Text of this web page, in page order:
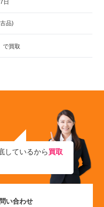
日
品)
で買取
しているから買取
い合わせ